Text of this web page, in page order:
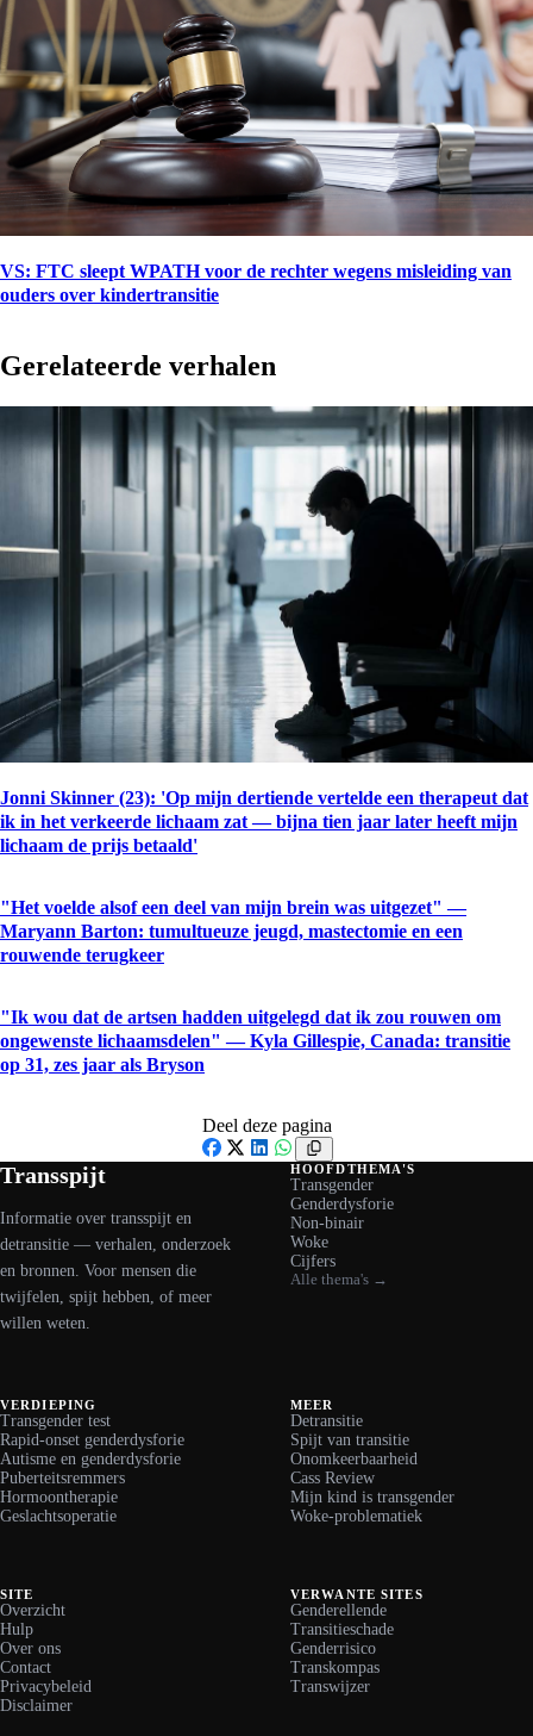
VS: FTC sleept WPATH voor de rechter wegens misleiding van
ouders over kindertransitie
Gerelateerde verhalen
Jonni Skinner (23): 'Op mijn dertiende vertelde een therapeut dat
ik in het verkeerde lichaam zat — bijna tien jaar later heeft mijn
lichaam de prijs betaald'
"Het voelde alsof een deel van mijn brein was uitgezet" —
Maryann Barton: tumultueuze jeugd, mastectomie en een
rouwende terugkeer
"Ik wou dat de artsen hadden uitgelegd dat ik zou rouwen om
ongewenste lichaamsdelen" — Kyla Gillespie, Canada: transitie
op 31, zes jaar als Bryson
Deel deze pagina
Facebook
X LinkedIn
WhatsApp
Transspijt
Informatie over transspijt en
detransitie — verhalen, onderzoek
en bronnen. Voor mensen die
twijfelen, spijt hebben, of meer
willen weten.
HOOFDTHEMA'S
Transgender
Genderdysforie
Non-binair
Woke
Cijfers
Alle thema's →
VERDIEPING
Transgender test
Rapid-onset genderdysforie
Autisme en genderdysforie
Puberteitsremmers
Hormoontherapie
Geslachtsoperatie
MEER
Detransitie
Spijt van transitie
Onomkeerbaarheid
Cass Review
Mijn kind is transgender
Woke-problematiek
SITE
Overzicht
Hulp
Over ons
Contact
Privacybeleid
Disclaimer
VERWANTE SITES
Genderellende
Transitieschade
Genderrisico
Transkompas
Transwijzer